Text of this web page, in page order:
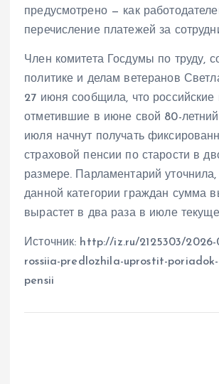
предусмотрено — как
перечисление платежей за
Член комитета Госдумы по труду,
политике и делам ветеранов
27 июня сообщила, что российские
отметившие в июне свой 80-
июля начнут получать
страховой пенсии по старости в
размере. Парламентарий уточнила,
данной категории граждан сумма
вырастет в два раза в июле
Источник: http://iz.ru/2125303/
rossiia-predlozhila-uprostit-
pensii